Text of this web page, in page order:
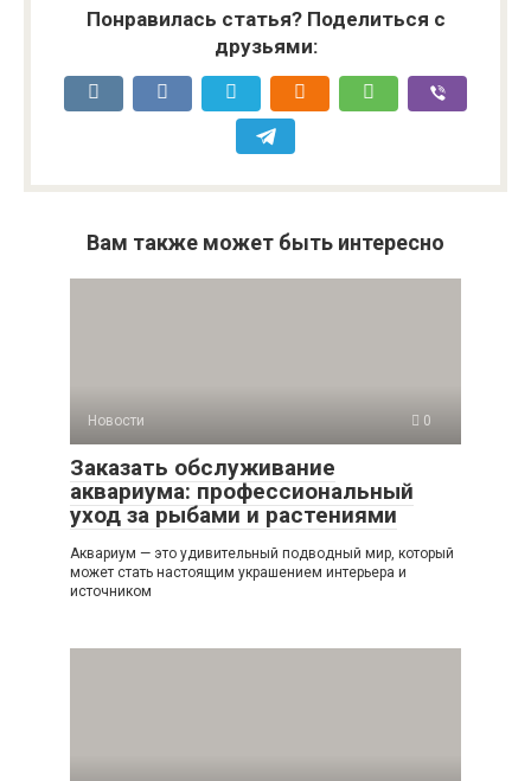
Понравилась статья? Поделиться с
друзьями:
Вам также может быть интересно
Новости 0
Заказать обслуживание
аквариума: профессиональный
уход за рыбами и растениями
Аквариум — это удивительный подводный мир, который
может стать настоящим украшением интерьера и
источником